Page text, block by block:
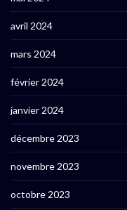
avril 2024
mars 2024
février 2024
janvier 2024
décembre 2023
novembre 2023
octobre 2023